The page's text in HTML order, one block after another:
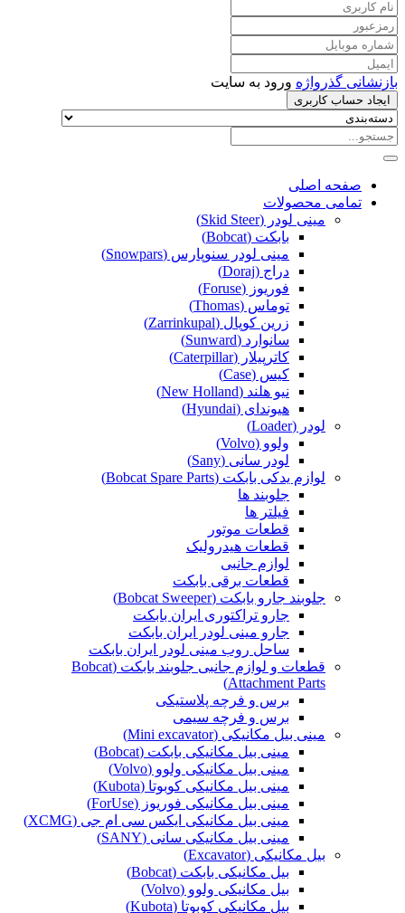
بازنشانی گذرواژه ورود به سایت
ایجاد حساب کاربری
صفحه اصلی
تمامی محصولات
مینی لودر (Skid Steer)
بابکت (Bobcat)
مینی لودر سنوپارس (Snowpars)
دراج (Doraj)
فوریوز (Foruse)
توماس (Thomas)
زرین کوپال (Zarrinkupal)
سانوارد (Sunward)
کاترپیلار (Caterpillar)
کیس (Case)
نیو هلند (New Holland)
هیوندای (Hyundai)
لودر (Loader)
ولوو (Volvo)
لودر سانی (Sany)
لوازم یدکی بابکت (Bobcat Spare Parts)
جلوبند ها
فیلتر ها
قطعات موتور
قطعات هیدرولیک
لوازم جانبی
قطعات برقی بابکت
جلوبند جارو بابکت (Bobcat Sweeper)
جارو تراکتوری ایران بابکت
جارو مینی لودر ایران بابکت
ساحل روب مینی لودر ایران بابکت
قطعات و لوازم جانبی جلوبند بابکت (Bobcat
Attachment Parts)
برس و فرچه پلاستیکی
برس و فرچه سیمی
مینی بیل مکانیکی (Mini excavator)
مینی بیل مکانیکی بابکت (Bobcat)
مینی بیل مکانیکی ولوو (Volvo)
مینی بیل مکانیکی کوبوتا (Kubota)
مینی بیل مکانیکی فوریوز (ForUse)
مینی بیل مکانیکی ایکس سی ام جی (XCMG)
مینی بیل مکانیکی سانی (SANY)
بیل مکانیکی (Excavator)
بیل مکانیکی بابکت (Bobcat)
بیل مکانیکی ولوو (Volvo)
بیل مکانیکی کوبوتا (Kubota)